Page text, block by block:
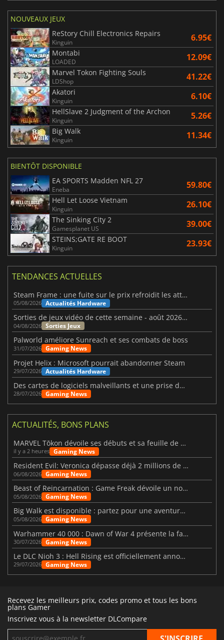
NOUVEAUX JEUX
ReStory Chill Electronics Repairs
Kinguin 6.95€
Montabi
LOADED 12.09€
Marvel Tokon Fighting Souls
LDShop 41.22€
Akatori
Kinguin 6.10€
HellSlave 2 Judgment of the Archon
Kinguin 5.26€
Big Walk
Kinguin 11.34€
BIENTÔT DISPONIBLE
EA SPORTS Madden NFL 27
Eneba 59.80€
Hell Let Loose Vietnam
Kinguin 26.10€
The Sinking City 2
Gamesplanet US 39.00€
STEINS;GATE RE BOOT
Kinguin 23.93€
TENDANCES ACTUELLES
Steam Frame : une fuite sur le prix refroidit les attentes VR
05/08/2026 Actualités Hardware
Sorties de jeux vidéo de cette semaine - août 2026 (semaine 32)
04/08/2026 Sorties Jeux
Palworld améliore Sunreach et ses combats de boss
31/07/2026 Gaming News
Projet Helix : Microsoft pourrait abandonner Steam
29/07/2026 Actualités Hardware
Des cartes de logiciels malveillants et une prise de contrôle de Discord ont touché Meccha Chameleon
28/07/2026 Gaming News
ACTUALITÉS, BONS PLANS
MARVEL Tōkon dévoile ses débuts et sa feuille de route
il y a 2 heures Gaming News
Resident Evil: Veronica dépasse déjà 2 millions de wishlists
06/08/2026 Gaming News
Beast of Reincarnation : Game Freak dévoile un nouveau pari
05/08/2026 Gaming News
Big Walk est disponible : partez pour une aventure entre amis
05/08/2026 Gaming News
Warhammer 40 000 : Dawn of War 4 présente la faction des Nécrons
30/07/2026 Gaming News
Le DLC Nioh 3 : Hell Rising est officiellement annoncé
29/07/2026 Gaming News
Recevez les meilleurs prix, codes promo et tous les bons
plans Gamer
Inscrivez vous à la newsletter DLCompare